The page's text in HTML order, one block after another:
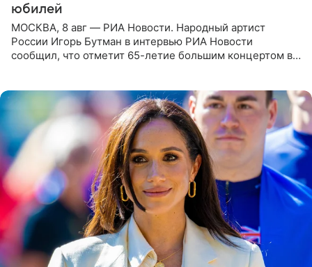
юбилей
МОСКВА, 8 авг — РИА Новости. Народный артист
России Игорь Бутман в интервью РИА Новости
сообщил, что отметит 65-летие большим концертом в